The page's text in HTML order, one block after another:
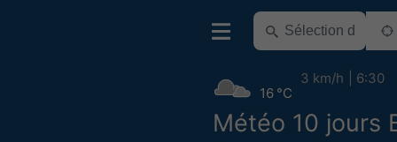
Météo 10 jours
16 °C
3 km/h 6:30